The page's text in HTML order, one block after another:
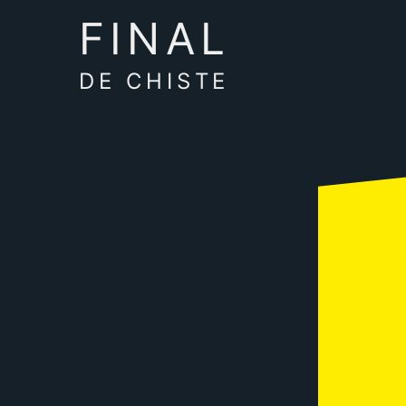
FINAL
DE CHISTE